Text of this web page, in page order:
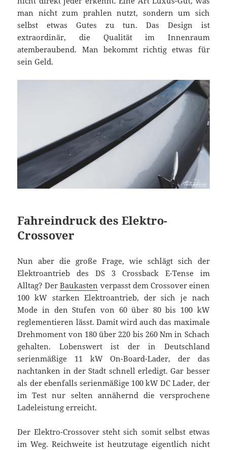
man nicht zum prahlen nutzt, sondern um sich
selbst etwas Gutes zu tun. Das Design ist
extraordinär, die Qualität im Innenraum
atemberaubend. Man bekommt richtig etwas für
sein Geld.
Fahreindruck des Elektro-
Crossover
Nun aber die große Frage, wie schlägt sich der
Elektroantrieb des DS 3 Crossback E-Tense im
Alltag? DerBaukasten verpasst dem Crossover einen
100 kW starken Elektroantrieb, der sich je nach
Mode in den Stufen von 60 über 80 bis 100 kW
reglementieren lässt. Damit wird auch das maximale
Drehmoment von 180 über 220 bis 260 Nm in Schach
gehalten. Lobenswert ist der in Deutschland
serienmäßige 11 kW On-Board-Lader, der das
nachtanken in der Stadt schnell erledigt. Gar besser
als der ebenfalls serienmäßige 100 kW DC Lader, der
im Test nur selten annähernd die versprochene
Ladeleistung erreicht.
Der Elektro-Crossover steht sich somit selbst etwas
im Weg. Reichweite ist heutzutage eigentlich nicht